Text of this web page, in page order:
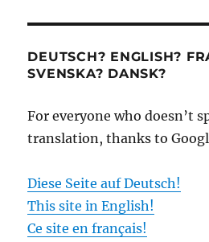
DEUTSCH? ENGLISH?
SVENSKA? DANSK?
For everyone who doesn’t
translation, thanks to
Diese Seite auf Deutsch!
This site in English!
Ce site en français!